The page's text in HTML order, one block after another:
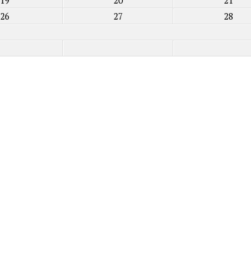
26 27 28